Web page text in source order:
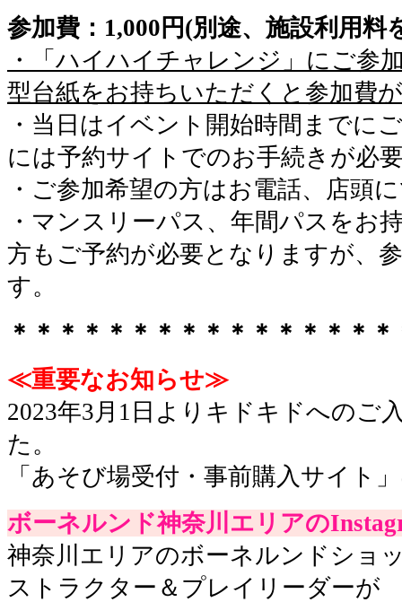
参加費：1,000円(別途、施設利用料
・「ハイハイチャレンジ」にご参
型台紙をお持ちいただくと参加費
・当日はイベント開始時間までに
には予約サイトでのお手続きが必
・ご参加希望の方はお電話、店頭
・マンスリーパス、年間パスをお
方もご予約が必要となりますが、
す。
＊＊＊＊＊＊＊＊＊＊＊＊＊＊＊
≪重要なお知らせ≫
2023年3月1日よりキドキドへのご
た。
「あそび場受付・事前購入サイト
ボーネルンド神奈川エリアの
神奈川エリアのボーネルンドショ
ストラクター＆プレイリーダーが